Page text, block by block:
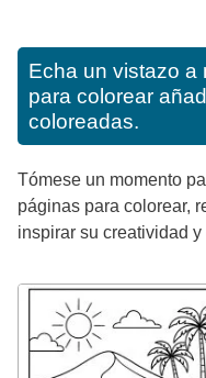
Echa un vistazo a
para colorear
coloreadas.
Tómese un momento
páginas para colorear,
inspirar su creatividad